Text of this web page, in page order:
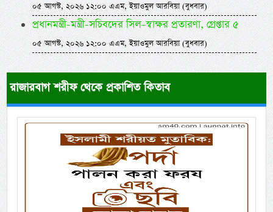
০৫ আগস্ট, ২০২৬ ১২:০০ এএম, ইয়াওমুল আরবিয়া (বুধবার)
প্রধানমন্ত্রী-মন্ত্রী-সচিবদের সিল-স্বাক্ষর প্রতারণা, গ্রেপ্তার ৫
০৫ আগস্ট, ২০২৬ ১২:০০ এএম, ইয়াওমুল আরবিয়া (বুধবার)
রাজারবাগ শরীফ থেকে প্রকাশিত কিতাব